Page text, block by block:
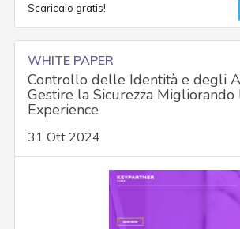
Scaricalo gratis!
WHITE PAPER
Controllo delle Identità e degli
Gestire la Sicurezza Migliorando
Experience
31 Ott 2024